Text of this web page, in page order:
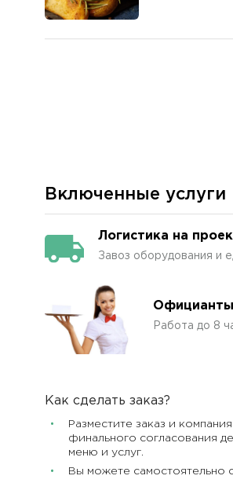
Включенные услуги
Логистика на
Завоз оборудования и
Работа до 8
Как сделать заказ?
Разместите заказ и
финального согласования
меню и услуг.
Вы можете самостоятельно